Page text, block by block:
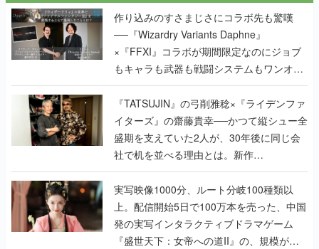
作り込みのすさまじさにコラボ先も驚嘆
──『Wizardry Variants Daphne』
×『FFXI』コラボが期間限定なのにジョブ
もキャラも武器も戦闘システムもワンオフ
で作り込まれた理由を両ディレクターに聞
く
『TATSUJIN』の弓削雅稔×『ライデンファ
イターズ』の齋藤貴幸──かつて縦シュー全
盛期を支えていた2人が、30年後に同じ会
社で机を並べる理由とは。新作
『TATSUJIN EXTREME』で初タッグを組
んだレジェンド2人に訊く開発秘話
実写映像1000分、ルート分岐100種類以
上。配信開始5日で100万本を売った、中国
発の実写インタラクティブドラマゲーム
『盛世天下：女帝への道II』の、規模が違